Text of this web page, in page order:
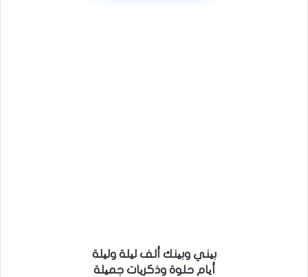
بیني وبینك ألف لیلة ولیلة
أیام حلوة وذكریات جمیلة